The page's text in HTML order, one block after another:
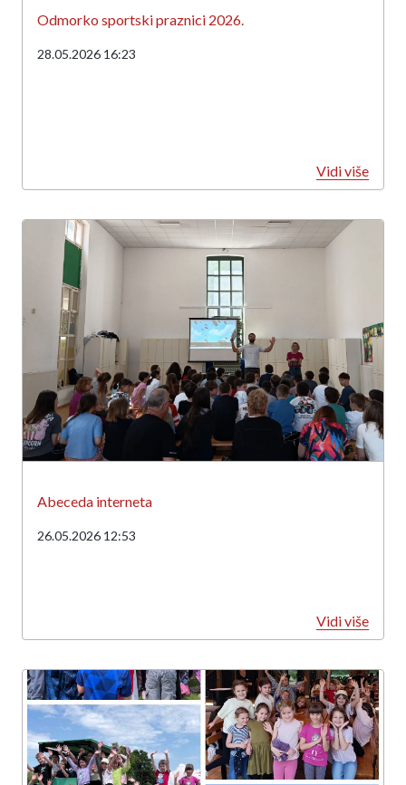
Odmorko sportski praznici 2026.
28.05.2026 16:23
Vidi više
Abeceda interneta
26.05.2026 12:53
Vidi više